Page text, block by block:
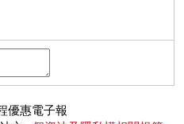
優惠電子報